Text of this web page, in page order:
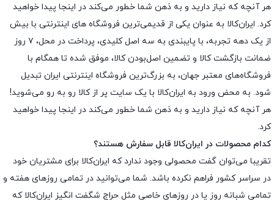
هر آنچه که نیاز دارید و به ذهن شما خطور می‌کند در اینجا پیدا خواهید
کرد. ایران‌کالا به عنوان یکی از قدیمی‌ترین فروشگاه های اینترنتی با بیش
از یک دهه تجربه، با پایبندی به سه اصل کلیدی، پرداخت در محل، ۷ روز
ضمانت بازگشت کالا و تضمین اصل‌بودن کالا، موفق شده تا همگام با
فروشگاه‌های معتبر جهان، به بزرگ‌ترین فروشگاه اینترنتی ایران تبدیل
شود. به محض ورود به ایران‌کالا با یک سایت پر از کالا رو به رو می‌شوید!
هر آنچه که نیاز دارید و به ذهن شما خطور می‌کند در اینجا پیدا خواهید
کرد.
کدام محصولات در ایران‌کالا قابل سفارش هستند؟
تقریبا می‌توان گفت محصولی وجود ندارد که ایران‌کالا برای مشتریان خود
در سراسر کشور فراهم نکرده باشد. شما می‌توانید در تمامی روزهای هفته و
تمامی شبانه روز یا در روزهای خاصی مثل حراج شگفت انگیز ایران‌کالا که